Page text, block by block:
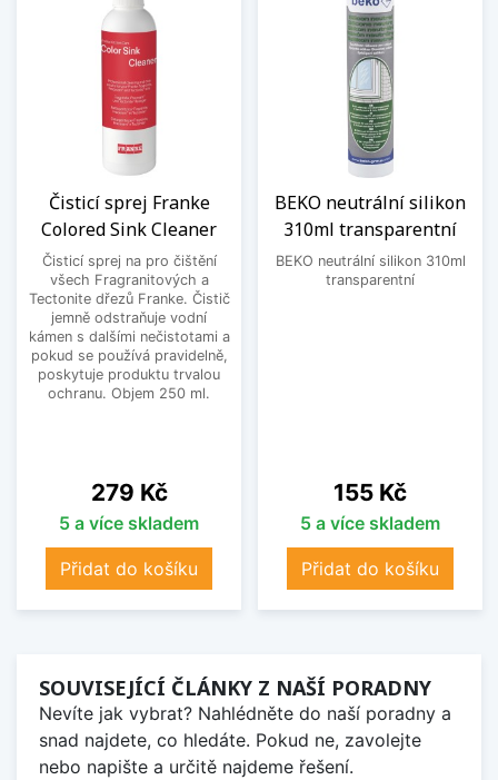
Čisticí sprej Franke
Colored Sink Cleaner
Čisticí sprej na pro čištění
všech Fragranitových a
Tectonite dřezů Franke. Čistič
jemně odstraňuje vodní
kámen s dalšími nečistotami a
pokud se používá pravidelně,
poskytuje produktu trvalou
ochranu. Objem 250 ml.
Cena
279 Kč
5 a více skladem
Přidat do košíku
BEKO neutrální silikon
310ml transparentní
BEKO neutrální silikon 310ml
transparentní
Cena
155 Kč
5 a více skladem
Přidat do košíku
SOUVISEJÍCÍ ČLÁNKY Z NAŠÍ PORADNY
Nevíte jak vybrat? Nahlédněte do naší poradny a
snad najdete, co hledáte. Pokud ne, zavolejte
nebo napište a určitě najdeme řešení.